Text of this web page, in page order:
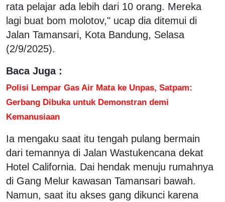
rata pelajar ada lebih dari 10 orang. Mereka
lagi buat bom molotov," ucap dia ditemui di
Jalan Tamansari, Kota Bandung, Selasa
(2/9/2025).
Baca Juga :
Polisi Lempar Gas Air Mata ke Unpas, Satpam:
Gerbang Dibuka untuk Demonstran demi
Kemanusiaan
Ia mengaku saat itu tengah pulang bermain
dari temannya di Jalan Wastukencana dekat
Hotel California. Dai hendak menuju rumahnya
di Gang Melur kawasan Tamansari bawah.
Namun, saat itu akses gang dikunci karena